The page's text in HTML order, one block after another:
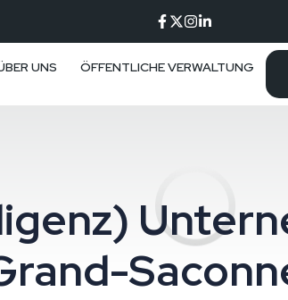
UNS ÖFFENTLICHE VERWALTUNG